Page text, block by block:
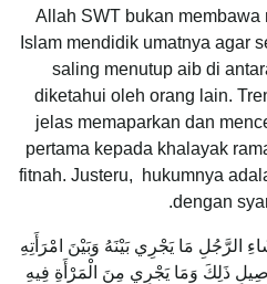
Allah SWT bukan membawa
Islam mendidik umatnya agar
saling menutup aib di
diketahui oleh orang lain.
jelas memaparkan dan
pertama kepada khalayak
fitnah. Justeru, hukumnya
dengan
الرَّجُلِ مَا يَجْرِي بَيْنَهُ وَبَيْنَ امْرَأَتِهِ
ذَلِكَ وَمَا يَجْرِي مِنَ الْمَرْأَةِ فِيهِ